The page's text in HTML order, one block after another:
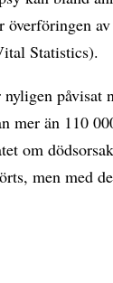
Statistics).
påvisat
mer än 110
om
men med